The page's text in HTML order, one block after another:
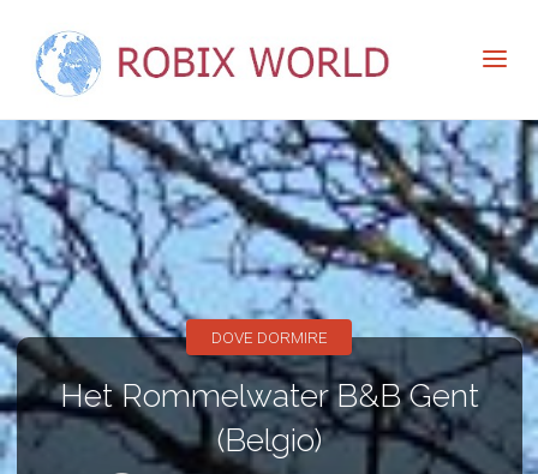
Het Rommelwater B&B Gent
(Belgio)
DOVE DORMIRE